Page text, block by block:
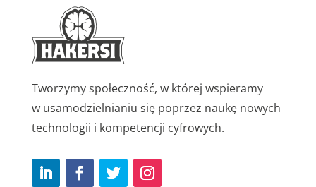
Tworzymy społeczność, w której wspieramy
w usamodzielnianiu się poprzez naukę nowych
technologii i kompetencji cyfrowych.